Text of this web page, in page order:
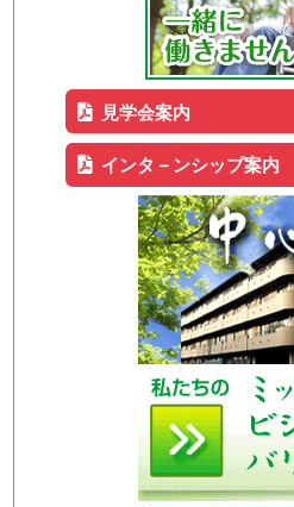
見学会案内
インタ－ンシップ案内